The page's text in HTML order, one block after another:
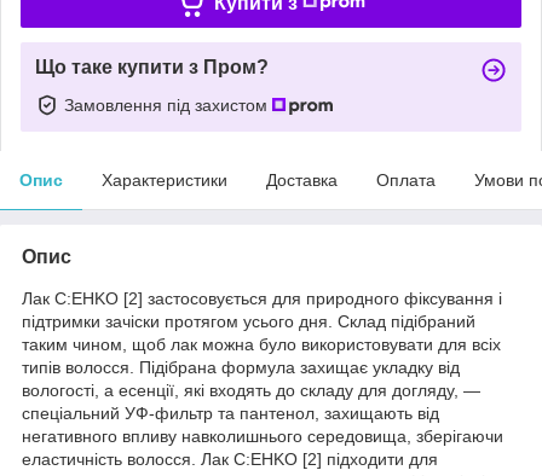
Що таке купити з Пром?
Замовлення під захистом
Опис Характеристики Доставка Оплата Умови
Опис
Лак C:EHKO [2] застосовується для природного фіксування і
підтримки зачіски протягом усього дня. Склад підібраний
таким чином, щоб лак можна було використовувати для всіх
типів волосся. Підібрана формула захищає укладку від
вологості, а есенції, які входять до складу для догляду, —
спеціальний УФ-фильтр та пантенол, захищають від
негативного впливу навколишнього середовища, зберігаючи
еластичність волосся. Лак C:EHKO [2] підходити для